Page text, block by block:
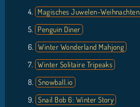
Magisches Juwelen-Weihnachten
Penguin Diner
Winter Wonderland Mahjong
Winter Solitaire Tripeaks
Snowball.io
Snail Bob 6: Winter Story